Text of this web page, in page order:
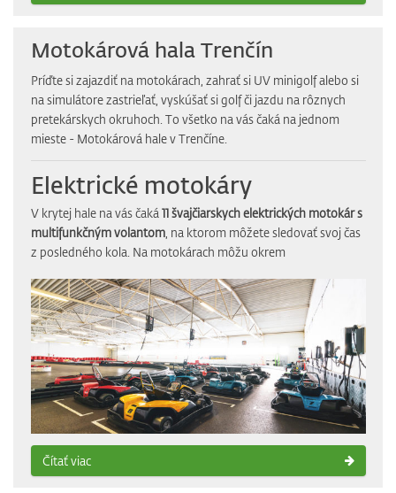
Motokárová hala Trenčín
Príďte si zajazdiť na motokárach, zahrať si UV minigolf alebo si
na simulátore zastrieľať, vyskúšať si golf či jazdu na rôznych
pretekárskych okruhoch. To všetko na vás čaká na jednom
mieste - Motokárová hale v Trenčíne.
Elektrické motokáry
V krytej hale na vás čaká 11 švajčiarskych elektrických motokár s
multifunkčným volantom, na ktorom môžete sledovať svoj čas
z posledného kola. Na motokárach môžu okrem
Čítať viac